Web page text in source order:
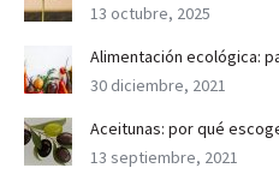
13 octubre, 2025
Alimentación ecológica:
30 diciembre, 2021
Aceitunas: por qué
13 septiembre, 2021